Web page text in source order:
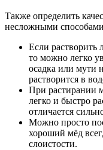
Также определить
несложными
Если растворить
то можно легко
осадка или мути
растворится в
При растирании
легко и быстро
отличается
Можно просто
хороший мёд
слоистости.